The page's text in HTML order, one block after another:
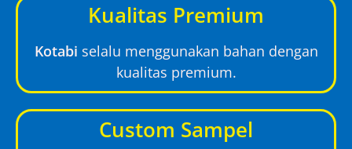
Kualitas Premium
Kotabi selalu menggunakan bahan dengan
kualitas premium.
Custom Sampel